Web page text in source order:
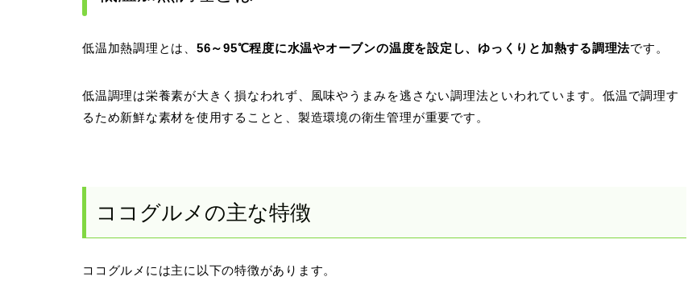
低温加熱調理とは、 56～95℃程度に水温やオーブンの温度を設定し、ゆっくりと加熱する調理法です。
低温調理は栄養素が大きく損なわれず、風味やうまみを逃さない調理法といわれています。低温で調理す
るため新鮮な素材を使用することと、製造環境の衛生管理が重要です。
ココグルメの主な特徴
ココグルメには主に以下の特徴があります。